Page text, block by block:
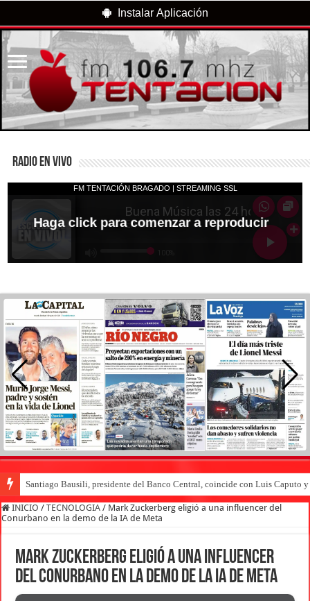
Instalar Aplicación
RADIO EN VIVO
Santiago Bausili, presidente del Banco Central, coincide con Luis Caputo
INICIO / TECNOLOGIA / Mark Zuckerberg eligió a una influencer del
Conurbano en la demo de la IA de Meta
Mark Zuckerberg eligió a una influencer
del Conurbano en la demo de la IA de Meta